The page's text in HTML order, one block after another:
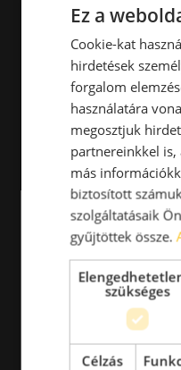
Ez a
Cookie-kat
hirdetések
forgalom
használatára
megosztjuk
partnereinkkel is,
más
biztosított
szolgáltatásaik
gyűjtöttek össze.
szükséges
Célzás